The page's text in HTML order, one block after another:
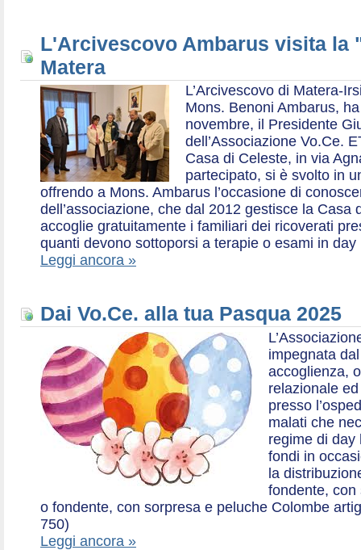
L'Arcivescovo Ambarus visita la
Matera
L’Arcivescovo di Matera-
Mons. Benoni Ambarus,
novembre, il Presidente
dell’Associazione Vo.Ce.
Casa di Celeste, in via
partecipato, si è svolto in
offrendo a Mons. Ambarus l’occasione di
dell’associazione, che dal 2012 gestisce la Casa
accoglie gratuitamente i familiari dei ricoverati
quanti devono sottoporsi a terapie o esami in day
Leggi ancora »
Dai Vo.Ce. alla tua Pasqua 2025
impegnata
accoglienza,
relazionale
presso
malati che
regime di day
fondi in
la
fondente, con
o fondente, con sorpresa e peluche Colombe
750)
Leggi ancora »